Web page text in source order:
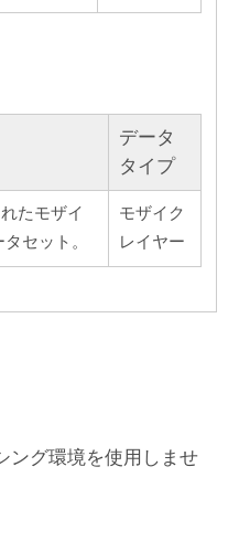
データ
タイプ
たモザイ
セット。
モザイク
レイヤー
ング環境を使用しませ